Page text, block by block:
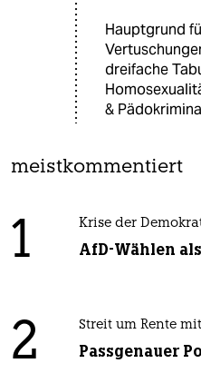
Hauptgrund
dreifache
&
meistkommentiert
1 Krise der
AfD-Wählen
2 Streit um Rente
Passgenauer